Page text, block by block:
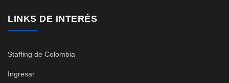
LINKS DE INTERÉS
Staffing de Colombia
Ingresar